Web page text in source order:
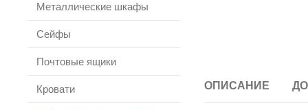
Металлические шкафы
Сейфы
Почтовые ящики
Кровати ОПИСАНИЕ